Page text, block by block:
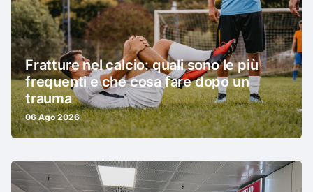
Fratture nel calcio: quali sono le più
frequenti e che cosa fare dopo un
trauma
06 Ago 2026